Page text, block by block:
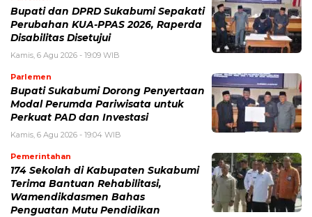
Bupati dan DPRD Sukabumi Sepakati
Perubahan KUA-PPAS 2026, Raperda
Disabilitas Disetujui
Kamis, 6 Agu 2026 - 19:09 WIB
Parlemen
Bupati Sukabumi Dorong Penyertaan
Modal Perumda Pariwisata untuk
Perkuat PAD dan Investasi
Kamis, 6 Agu 2026 - 19:04 WIB
Pemerintahan
174 Sekolah di Kabupaten Sukabumi
Terima Bantuan Rehabilitasi,
Wamendikdasmen Bahas
Penguatan Mutu Pendidikan